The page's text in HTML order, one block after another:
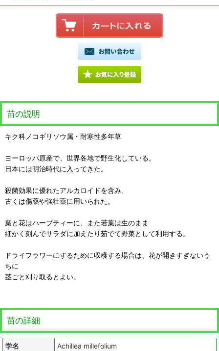
苗の説明
キク科ノコギリソウ属・耐寒性多年草
ヨーロッパ原産で、世界各地で野生化している。
日本には明治時代に入ってきた。
殺菌効果に優れたアルカロイドを含み、
古くは傷薬や強壮薬に用いられた。
葉と花はハーブティーに、また若葉は生のまま
細かく刻んでサラダに加えたり茹でて野菜として利用する。
ドライフラワーにするために収穫する場合は、花が開きすぎないう
ちに
茎ごと刈り取るとよい。
苗の詳細
学名
Achillea millefolium